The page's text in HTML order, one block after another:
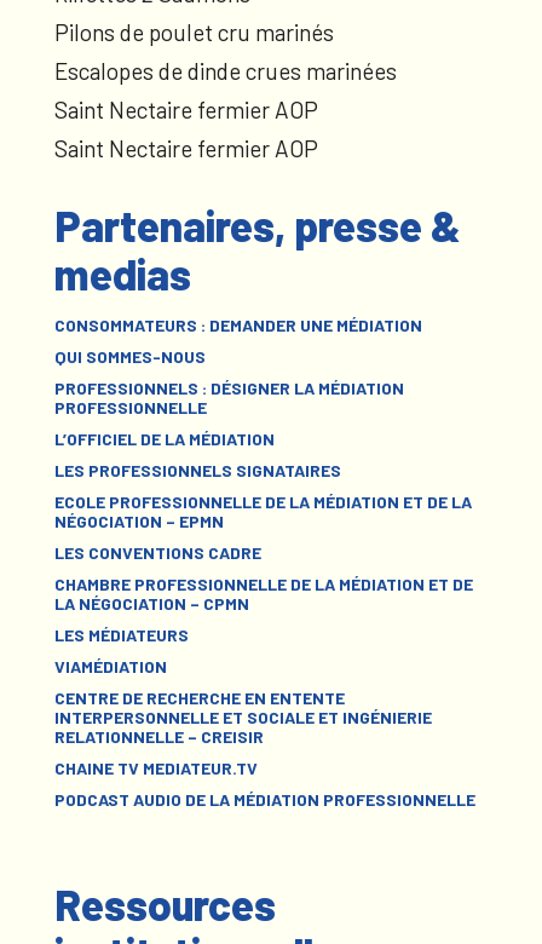
Pilons de poulet cru marinés
Escalopes de dinde crues marinées
Saint Nectaire fermier AOP
Saint Nectaire fermier AOP
Partenaires, presse &
medias
CONSOMMATEURS : DEMANDER UNE MÉDIATION
QUI SOMMES-NOUS
PROFESSIONNELS : DÉSIGNER LA MÉDIATION
PROFESSIONNELLE
L’OFFICIEL DE LA MÉDIATION
LES PROFESSIONNELS SIGNATAIRES
ECOLE PROFESSIONNELLE DE LA MÉDIATION ET DE LA
NÉGOCIATION – EPMN
LES CONVENTIONS CADRE
CHAMBRE PROFESSIONNELLE DE LA MÉDIATION ET DE
LA NÉGOCIATION – CPMN
LES MÉDIATEURS
VIAMÉDIATION
CENTRE DE RECHERCHE EN ENTENTE
INTERPERSONNELLE ET SOCIALE ET INGÉNIERIE
RELATIONNELLE – CREISIR
CHAINE TV MEDIATEUR.TV
PODCAST AUDIO DE LA MÉDIATION PROFESSIONNELLE
Ressources